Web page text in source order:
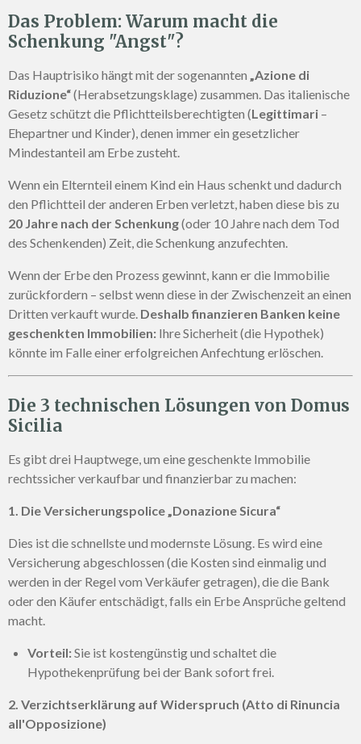
Das Problem: Warum macht die
Schenkung "Angst"?
Das Hauptrisiko hängt mit der sogenannten „Azione di
Riduzione“(Herabsetzungsklage) zusammen. Das italienische
Gesetz schützt die Pflichtteilsberechtigten (Legittimari –
Ehepartner und Kinder), denen immer ein gesetzlicher
Mindestanteil am Erbe zusteht.
Wenn ein Elternteil einem Kind ein Haus schenkt und dadurch
den Pflichtteil der anderen Erben verletzt, haben diese bis zu
20 Jahre nach der Schenkung(oder 10 Jahre nach dem Tod
des Schenkenden) Zeit, die Schenkung anzufechten.
Wenn der Erbe den Prozess gewinnt, kann er die Immobilie
zurückfordern – selbst wenn diese in der Zwischenzeit an einen
Dritten verkauft wurde. Deshalb finanzieren Banken keine
geschenkten Immobilien: Ihre Sicherheit (die Hypothek)
könnte im Falle einer erfolgreichen Anfechtung erlöschen.
Die 3 technischen Lösungen von Domus
Sicilia
Es gibt drei Hauptwege, um eine geschenkte Immobilie
rechtssicher verkaufbar und finanzierbar zu machen:
1. Die Versicherungspolice „Donazione Sicura“
Dies ist die schnellste und modernste Lösung. Es wird eine
Versicherung abgeschlossen (die Kosten sind einmalig und
werden in der Regel vom Verkäufer getragen), die die Bank
oder den Käufer entschädigt, falls ein Erbe Ansprüche geltend
macht.
Vorteil:Sie ist kostengünstig und schaltet die
Hypothekenprüfung bei der Bank sofort frei.
2. Verzichtserklärung auf Widerspruch (Atto di Rinuncia
all'Opposizione)